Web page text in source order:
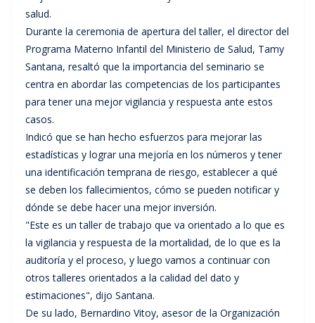
salud.
Durante la ceremonia de apertura del taller, el director del
Programa Materno Infantil del Ministerio de Salud, Tamy
Santana, resaltó que la importancia del seminario se
centra en abordar las competencias de los participantes
para tener una mejor vigilancia y respuesta ante estos
casos.
Indicó que se han hecho esfuerzos para mejorar las
estadísticas y lograr una mejoría en los números y tener
una identificación temprana de riesgo, establecer a qué
se deben los fallecimientos, cómo se pueden notificar y
dónde se debe hacer una mejor inversión.
"Este es un taller de trabajo que va orientado a lo que es
la vigilancia y respuesta de la mortalidad, de lo que es la
auditoría y el proceso, y luego vamos a continuar con
otros talleres orientados a la calidad del dato y
estimaciones", dijo Santana.
De su lado, Bernardino Vitoy, asesor de la Organización